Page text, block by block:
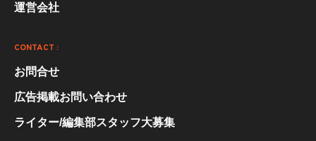
運営会社
CONTACT :
お問合せ
広告掲載お問い合わせ
ライター/編集部スタッフ大募集